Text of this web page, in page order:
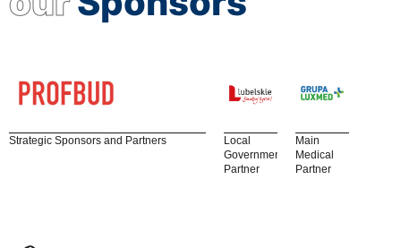
Strategic Sponsors and Partners
Local
Government
Partner
Main
Medical
Partner